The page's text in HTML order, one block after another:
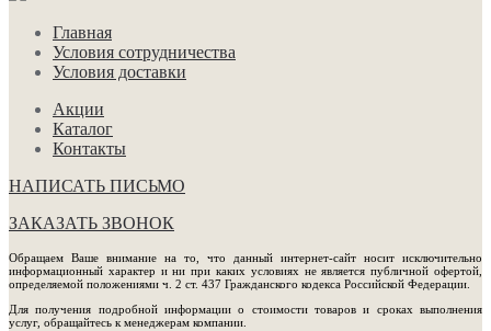
Главная
Условия сотрудничества
Условия доставки
Акции
Каталог
Контакты
НАПИСАТЬ ПИСЬМО
ЗАКАЗАТЬ ЗВОНОК
Обращаем Ваше внимание на то, что данный интернет-сайт носит исключительно
информационный характер и ни при каких условиях не является публичной офертой,
определяемой положениями ч. 2 ст. 437 Гражданского кодекса Российской Федерации.
Для получения подробной информации о стоимости товаров и сроках выполнения
услуг, обращайтесь к менеджерам компании.